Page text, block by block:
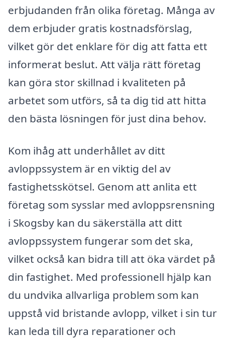
erbjudanden från olika företag. Många av
dem erbjuder gratis kostnadsförslag,
vilket gör det enklare för dig att fatta ett
informerat beslut. Att välja rätt företag
kan göra stor skillnad i kvaliteten på
arbetet som utförs, så ta dig tid att hitta
den bästa lösningen för just dina behov.
Kom ihåg att underhållet av ditt
avloppssystem är en viktig del av
fastighetsskötsel. Genom att anlita ett
företag som sysslar med avloppsrensning
i Skogsby kan du säkerställa att ditt
avloppssystem fungerar som det ska,
vilket också kan bidra till att öka värdet på
din fastighet. Med professionell hjälp kan
du undvika allvarliga problem som kan
uppstå vid bristande avlopp, vilket i sin tur
kan leda till dyra reparationer och